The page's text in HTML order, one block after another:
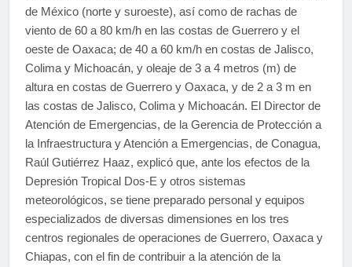
de México (norte y suroeste), así como de rachas de
viento de 60 a 80 km/h en las costas de Guerrero y el
oeste de Oaxaca; de 40 a 60 km/h en costas de Jalisco,
Colima y Michoacán, y oleaje de 3 a 4 metros (m) de
altura en costas de Guerrero y Oaxaca, y de 2 a 3 m en
las costas de Jalisco, Colima y Michoacán. El Director de
Atención de Emergencias, de la Gerencia de Protección a
la Infraestructura y Atención a Emergencias, de Conagua,
Raúl Gutiérrez Haaz, explicó que, ante los efectos de la
Depresión Tropical Dos-E y otros sistemas
meteorológicos, se tiene preparado personal y equipos
especializados de diversas dimensiones en los tres
centros regionales de operaciones de Guerrero, Oaxaca y
Chiapas, con el fin de contribuir a la atención de la